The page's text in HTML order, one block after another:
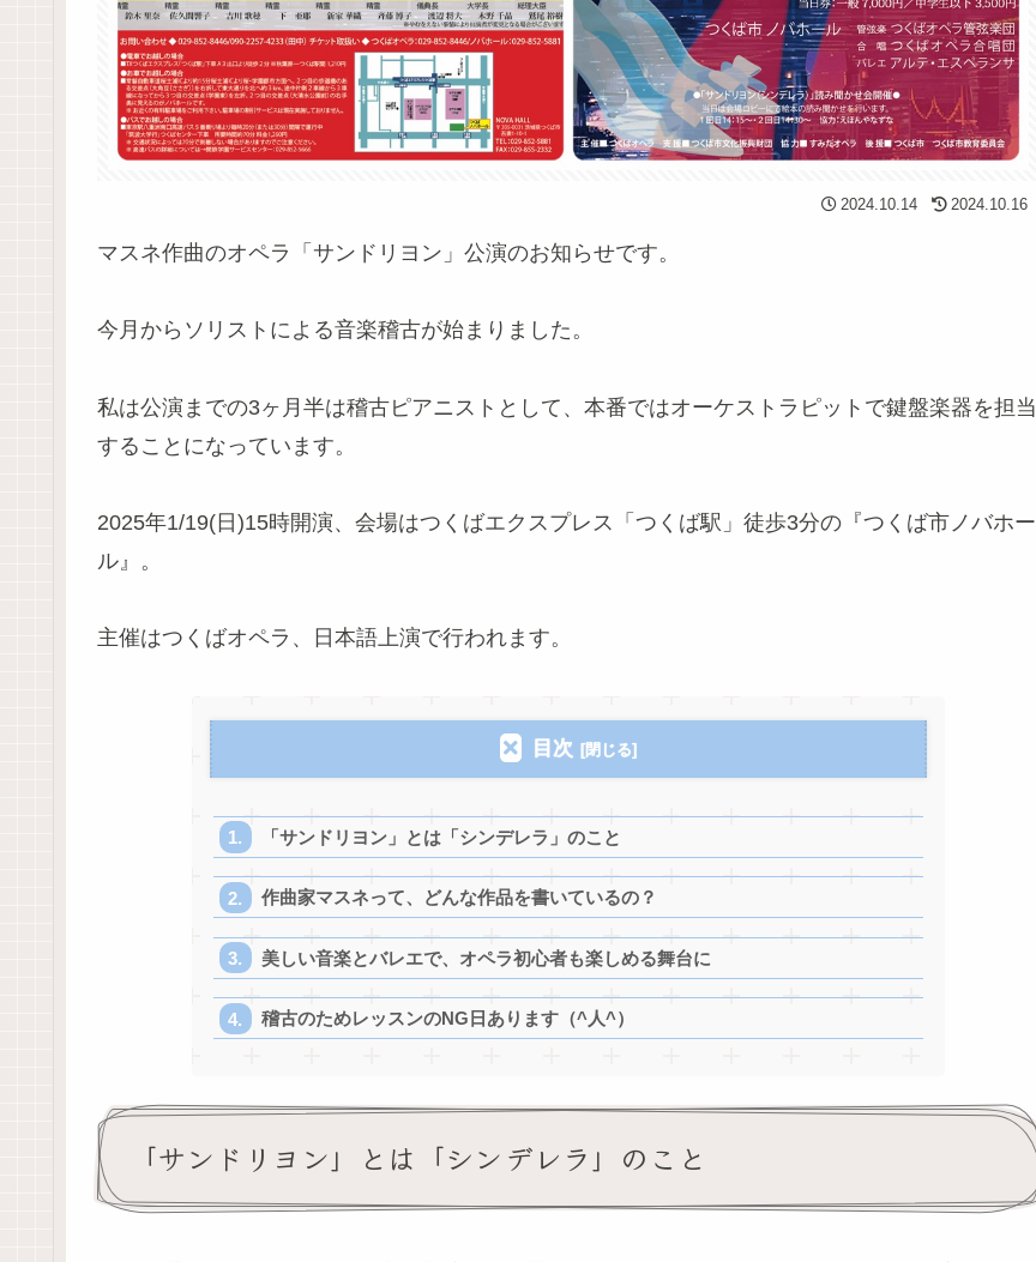
2024.10.14 2024.10.16
マスネ作曲のオペラ「サンドリヨン」公演のお知らせです。
今月からソリストによる音楽稽古が始まりました。
私は公演までの3ヶ月半は稽古ピアニストとして、本番ではオーケストラピットで鍵盤楽器を担当
することになっています。
2025年1/19(日)15時開演、会場はつくばエクスプレス「つくば駅」徒歩3分の『つくば市ノバホー
ル』。
主催はつくばオペラ、日本語上演で行われます。
目次
「サンドリヨン」とは「シンデレラ」のこと
作曲家マスネって、どんな作品を書いているの？
美しい音楽とバレエで、オペラ初心者も楽しめる舞台に
稽古のためレッスンのNG日あります（^人^）
「サンドリヨン」とは「シンデレラ」のこと